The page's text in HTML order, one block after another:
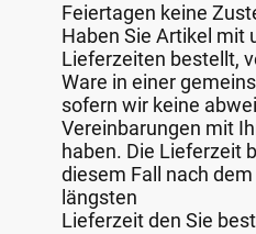
Feiertagen keine
Haben Sie Artikel mit
Lieferzeiten bestellt,
Ware in einer
sofern wir keine
Vereinbarungen mit
haben. Die Lieferzeit
diesem Fall nach
längsten
Lieferzeit den Sie